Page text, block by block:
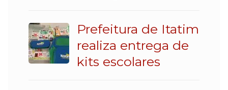
Prefeitura de Itatim
realiza entrega de
kits escolares